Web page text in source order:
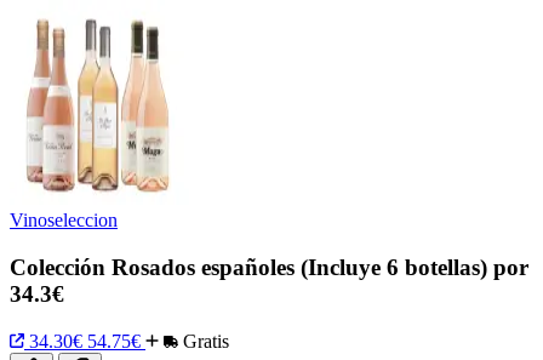
Vinoseleccion
Colección Rosados españoles (Incluye 6 botellas) por
34.3€
34.30€ 54.75€ Gratis